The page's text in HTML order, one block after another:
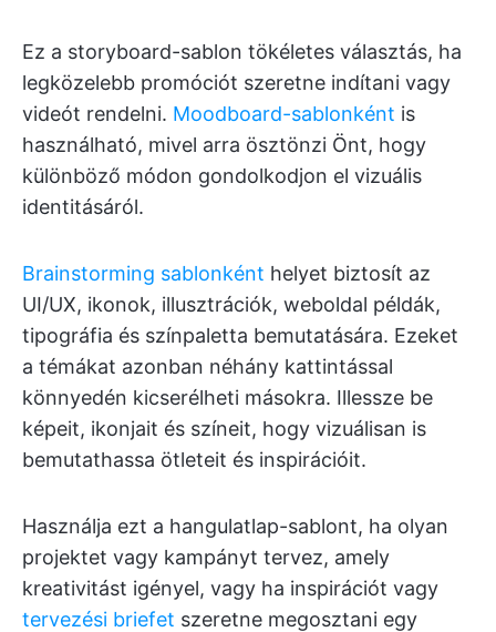
Ez a storyboard-sablon tökéletes választás, ha
legközelebb promóciót szeretne indítani vagy
videót rendelni. Moodboard-sablonként is
használható, mivel arra ösztönzi Önt, hogy
különböző módon gondolkodjon el vizuális
identitásáról.
Brainstorming sablonként helyet biztosít az
UI/UX, ikonok, illusztrációk, weboldal példák,
tipográfia és színpaletta bemutatására. Ezeket
a témákat azonban néhány kattintással
könnyedén kicserélheti másokra. Illessze be
képeit, ikonjait és színeit, hogy vizuálisan is
bemutathassa ötleteit és inspirációit.
Használja ezt a hangulatlap-sablont, ha olyan
projektet vagy kampányt tervez, amely
kreativitást igényel, vagy ha inspirációt vagy
tervezési briefet szeretne megosztani egy